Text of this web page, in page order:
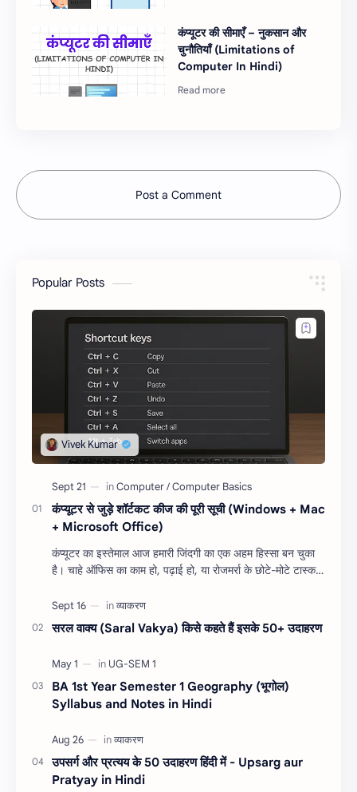
कंप्यूटर की सीमाएँ – नुकसान और
चुनौतियाँ (Limitations of
Computer In Hindi)
Post a Comment
Popular Posts
कंप्यूटर से जुड़े शॉर्टकट कीज की पूरी सूची (Windows + Mac
+ Microsoft Office)
कंप्यूटर का इस्तेमाल आज हमारी जिंदगी का एक अहम हिस्सा बन चुका
है। चाहे ऑफिस का काम हो, पढ़ाई हो, या रोजमर्रा के छोटे-मोटे टास्क,
सरल वाक्य (Saral Vakya) किसे कहते हैं इसके 50+ उदाहरण
BA 1st Year Semester 1 Geography (भूगोल)
Syllabus and Notes in Hindi
उपसर्ग और प्रत्यय के 50 उदाहरण हिंदी में - Upsarg aur
Pratyay in Hindi